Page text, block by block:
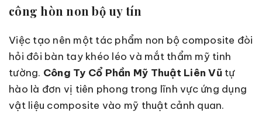
công hòn non bộ uy tín
Việc tạo nên một tác phẩm non bộ composite đòi
hỏi đôi bàn tay khéo léo và mắt thẩm mỹ tinh
tường. Công Ty Cổ Phần Mỹ Thuật Liên Vũtự
hào là đơn vị tiên phong trong lĩnh vực ứng dụng
vật liệu composite vào mỹ thuật cảnh quan.